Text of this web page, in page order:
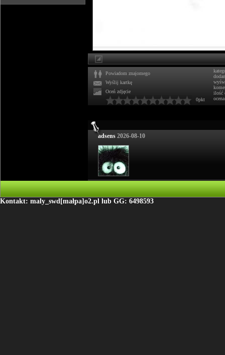
Powiadom znajomego
Wyślij kartkę
Oceń zdjęcie
0pkt
ilość
ocena
adsens 2026-08-10
Kontakt: maly_swd[małpa]o2.pl lub GG: 6498593